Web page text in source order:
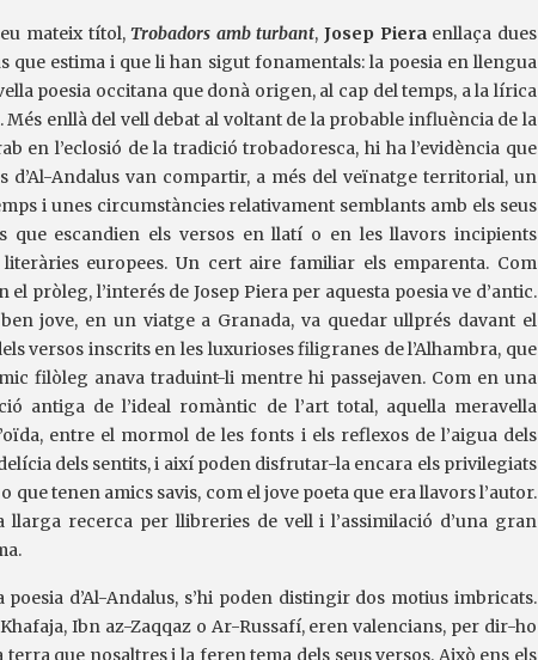
mateix títol,Trobadors amb turbant,Josep Pieraenllaça dues
que estima i que li han sigut fonamentals: la poesia en llengua
poesia occitana que donà origen, al cap del temps, a la lírica
Més enllà del vell debat al voltant de la probable influència de la
en l’eclosió de la tradició trobadoresca, hi ha l’evidència que
d’Al-Andalus van compartir, a més del veïnatge territorial, un
i unes circumstàncies relativament semblants amb els seus
que escandien els versos en llatí o en les llavors incipients
europees. Un cert aire familiar els emparenta. Com
el pròleg, l’interés de Josep Piera per aquesta poesia ve d’antic.
jove, en un viatge a Granada, va quedar ullprés davant el
versos inscrits en les luxurioses filigranes de l’Alhambra, que
filòleg anava traduint-li mentre hi passejaven. Com en una
antiga de l’ideal romàntic de l’art total, aquella meravella
entre el mormol de les fonts i els reflexos de l’aigua dels
dels sentits, i així poden disfrutar-la encara els privilegiats
que tenen amics savis, com el jove poeta que era llavors l’autor.
llarga recerca per llibreries de vell i l’assimilació d’una gran
poesia d’Al-Andalus, s’hi poden distingir dos motius imbricats.
Ibn az-Zaqqaz o Ar-Russafí, eren valencians, per dir-ho
que nosaltres i la feren tema dels seus versos. Això ens els